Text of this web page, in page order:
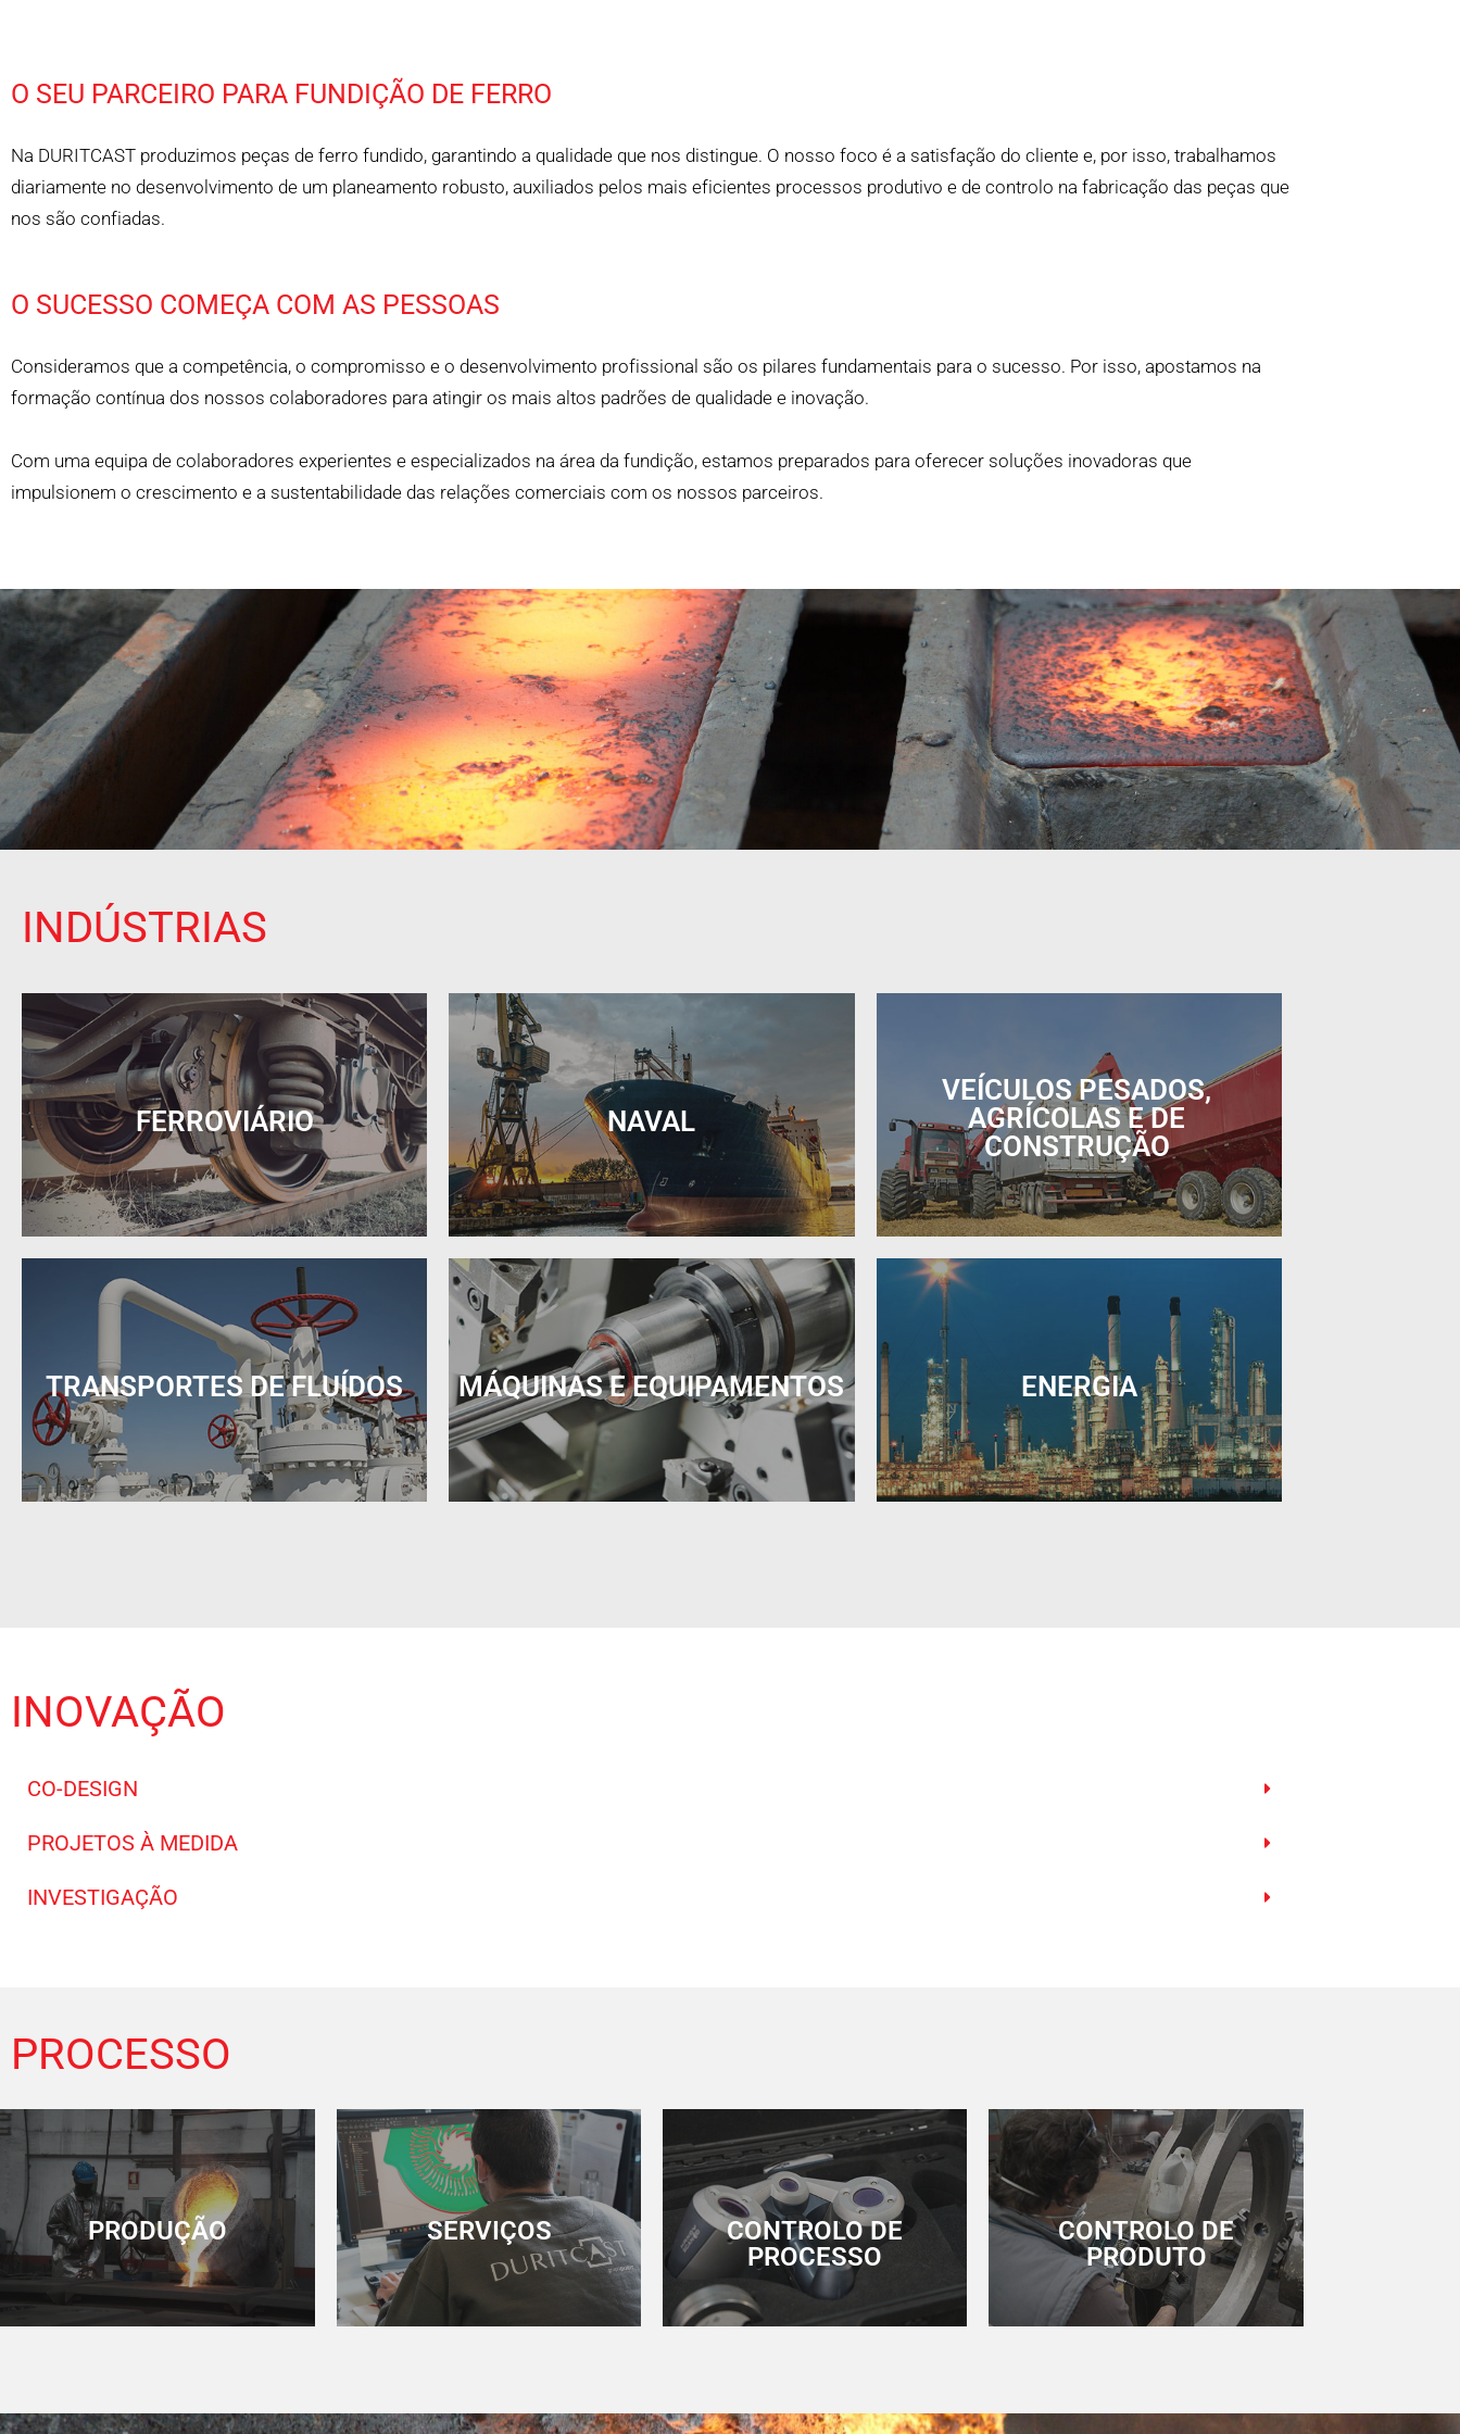
O SEU PARCEIRO PARA FUNDIÇÃO DE FERRO
Na DURITCAST produzimos peças de ferro fundido, garantindo a qualidade que nos distingue. O nosso foco é a satisfação do cliente e, por isso, trabalhamos
diariamente no desenvolvimento de um planeamento robusto, auxiliados pelos mais eficientes processos produtivo e de controlo na fabricação das peças que
nos são confiadas.
O SUCESSO COMEÇA COM AS PESSOAS
Consideramos que a competência, o compromisso e o desenvolvimento profissional são os pilares fundamentais para o sucesso. Por isso, apostamos na
formação contínua dos nossos colaboradores para atingir os mais altos padrões de qualidade e inovação.
Com uma equipa de colaboradores experientes e especializados na área da fundição, estamos preparados para oferecer soluções inovadoras que
impulsionem o crescimento e a sustentabilidade das relações comerciais com os nossos parceiros.
INDÚSTRIAS
FERROVIÁRIO NAVAL
VEÍCULOS PESADOS,
AGRÍCOLAS E DE
CONSTRUÇÃO
TRANSPORTES DE FLUÍDOS MÁQUINAS E EQUIPAMENTOS ENERGIA
INOVAÇÃO
CO-DESIGN
PROJETOS À MEDIDA
INVESTIGAÇÃO
PROCESSO
PRODUÇÃO SERVIÇOS
CONTROLO DE
PROCESSO
CONTROLO DE
PRODUTO